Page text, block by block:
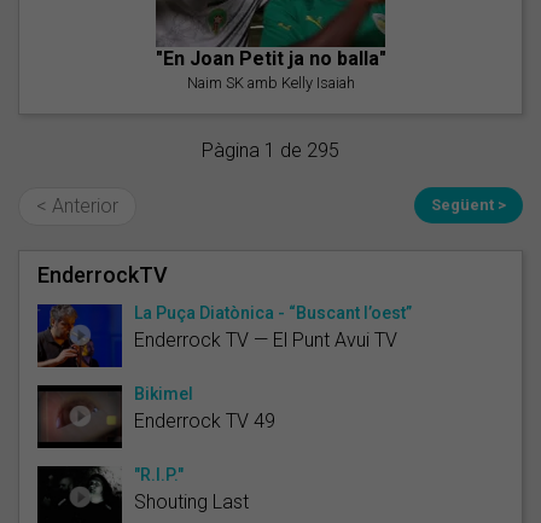
"En Joan Petit ja no balla"
Naim SK amb Kelly Isaiah
Pàgina 1 de 295
< Anterior Següent >
EnderrockTV
La Puça Diatònica - “Buscant l’oest”
Enderrock TV — El Punt Avui TV
Bikimel
Enderrock TV 49
"R.I.P."
Shouting Last